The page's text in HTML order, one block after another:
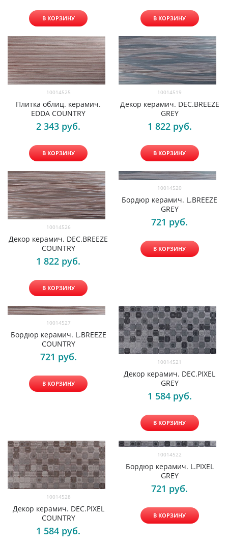
В КОРЗИНУ В КОРЗИНУ
10014525
Плитка облиц. керамич.
EDDA COUNTRY
2 343 руб.
В КОРЗИНУ
10014519
Декор керамич. DEC.BREEZE
GREY
1 822 руб.
В КОРЗИНУ
10014526
Декор керамич. DEC.BREEZE
COUNTRY
1 822 руб.
В КОРЗИНУ
10014520
Бордюр керамич. L.BREEZE
GREY
721 руб.
В КОРЗИНУ
10014527
Бордюр керамич. L.BREEZE
COUNTRY
721 руб.
В КОРЗИНУ
10014521
Декор керамич. DEC.PIXEL
GREY
1 584 руб.
В КОРЗИНУ
10014528
Декор керамич. DEC.PIXEL
COUNTRY
1 584 руб.
10014522
Бордюр керамич. L.PIXEL
GREY
721 руб.
В КОРЗИНУ